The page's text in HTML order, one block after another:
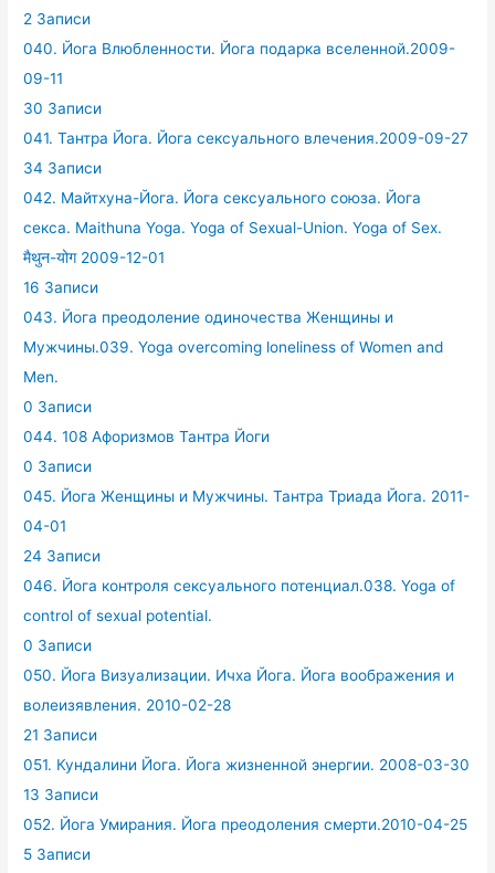
2 Записи
040. Йога Влюбленности. Йога подарка вселенной.2009-
09-11
30 Записи
041. Тантра Йога. Йога сексуального влечения.2009-09-27
34 Записи
042. Майтхуна-Йога. Йога сексуального союза. Йога
секса. Maithuna Yoga. Yoga of Sexual-Union. Yoga of Sex.
मैथुन-योग 2009-12-01
16 Записи
043. Йога преодоление одиночества Женщины и
Мужчины.039. Yoga overcoming loneliness of Women and
Men.
0 Записи
044. 108 Афоризмов Тантра Йоги
0 Записи
045. Йога Женщины и Мужчины. Тантра Триада Йога. 2011-
04-01
24 Записи
046. Йога контроля сексуального потенциал.038. Yoga of
control of sexual potential.
0 Записи
050. Йога Визуализации. Ичха Йога. Йога воображения и
волеизявления. 2010-02-28
21 Записи
051. Кундалини Йога. Йога жизненной энергии. 2008-03-30
13 Записи
052. Йога Умирания. Йога преодоления смерти.2010-04-25
5 Записи